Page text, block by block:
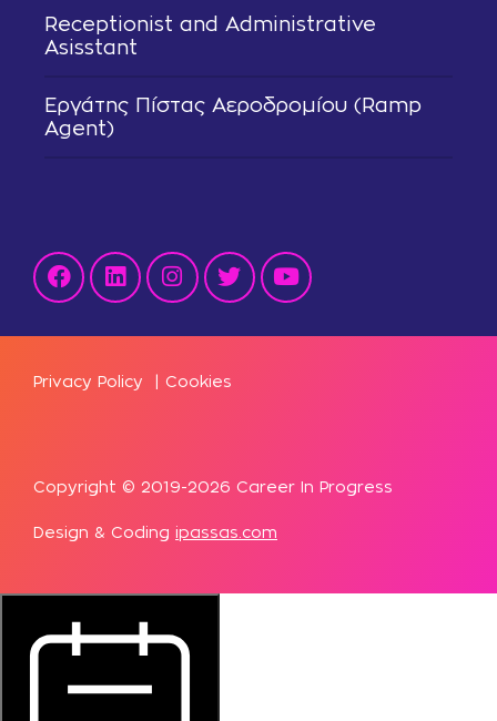
Receptionist and Administrative
Asisstant
Εργάτης Πίστας Αεροδρομίου (Ramp
Agent)
Copyright © 2019-2026 Career In Progress
Design & Coding ipassas.com
Privacy Policy Cookies